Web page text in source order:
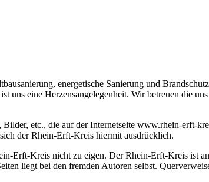
energetische Sanierung und
uns eine Herzensangelegenheit. Wir betreuen die
etc., die auf der Internetseite www.rhein-erft-
der Rhein-Erft-Kreis hiermit ausdrücklich.
Erft-Kreis nicht zu eigen. Der Rhein-Erft-Kreis
liegt bei den fremden Autoren selbst.